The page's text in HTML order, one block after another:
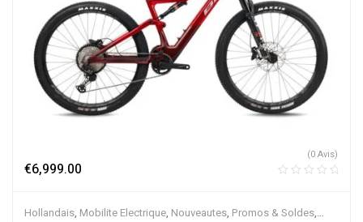
€6,999.00
(0 Avis)
Hollandais, Mobilite Electrique, Nouveautes, Promos & Soldes,